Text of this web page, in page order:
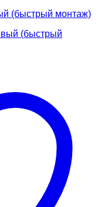
(быстрый монтаж)